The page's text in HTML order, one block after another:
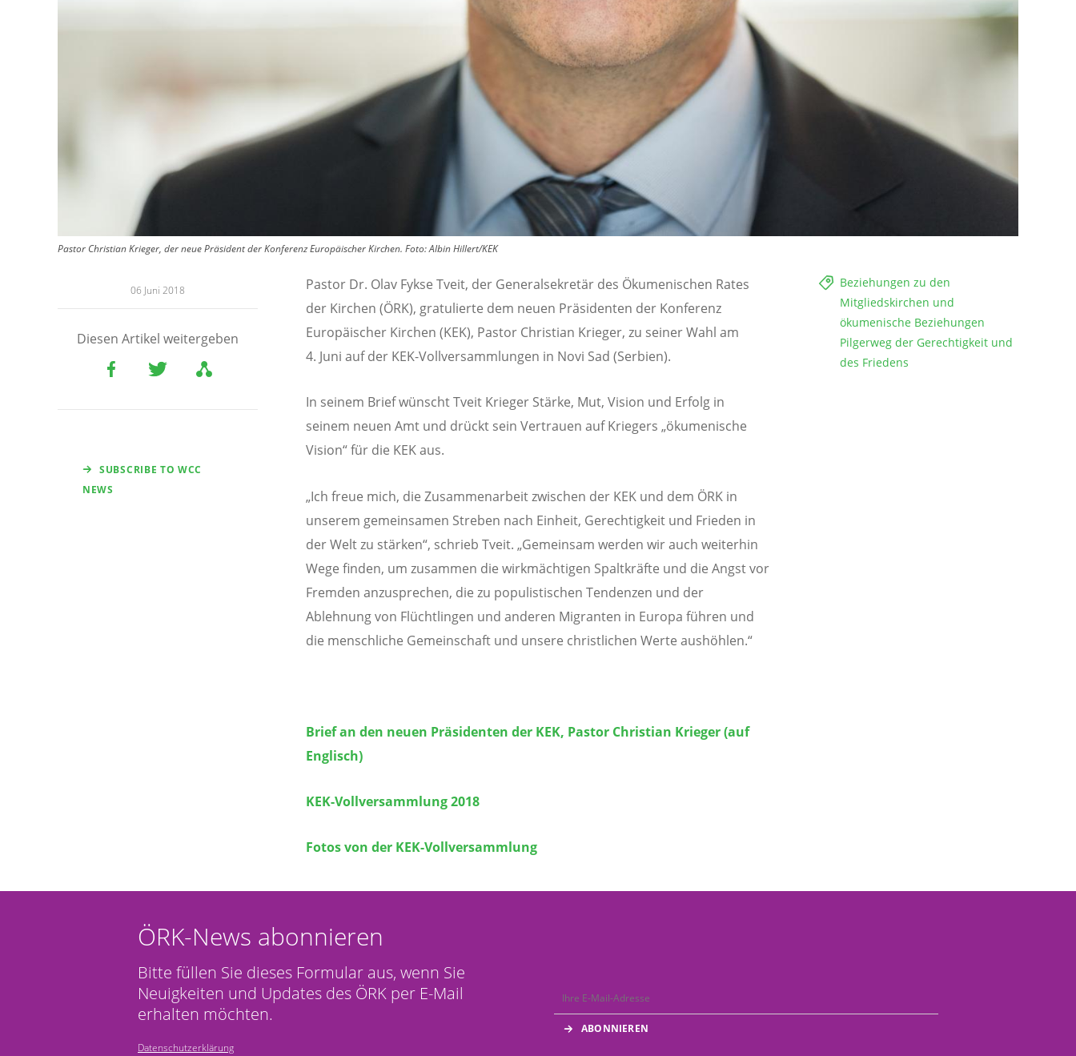
Pastor Christian Krieger, der neue Präsident der Konferenz Europäischer Kirchen. Foto: Albin Hillert/KEK
06 Juni 2018
Diesen Artikel weitergeben
SUBSCRIBE TO WCC
NEWS
Beziehungen zu den
Mitgliedskirchen und
ökumenische Beziehungen
Pilgerweg der Gerechtigkeit und
des Friedens
Pastor Dr. Olav Fykse Tveit, der Generalsekretär des Ökumenischen Rates
der Kirchen (ÖRK), gratulierte dem neuen Präsidenten der Konferenz
Europäischer Kirchen (KEK), Pastor Christian Krieger, zu seiner Wahl am
4. Juni auf der KEK-Vollversammlungen in Novi Sad (Serbien).
In seinem Brief wünscht Tveit Krieger Stärke, Mut, Vision und Erfolg in
seinem neuen Amt und drückt sein Vertrauen auf Kriegers „ökumenische
Vision“ für die KEK aus.
„Ich freue mich, die Zusammenarbeit zwischen der KEK und dem ÖRK in
unserem gemeinsamen Streben nach Einheit, Gerechtigkeit und Frieden in
der Welt zu stärken“, schrieb Tveit. „Gemeinsam werden wir auch weiterhin
Wege finden, um zusammen die wirkmächtigen Spaltkräfte und die Angst vor
Fremden anzusprechen, die zu populistischen Tendenzen und der
Ablehnung von Flüchtlingen und anderen Migranten in Europa führen und
die menschliche Gemeinschaft und unsere christlichen Werte aushöhlen.“
Brief an den neuen Präsidenten der KEK, Pastor Christian Krieger (auf
Englisch)
KEK-Vollversammlung 2018
Fotos von der KEK-Vollversammlung
ÖRK-News abonnieren
Bitte füllen Sie dieses Formular aus, wenn Sie
Neuigkeiten und Updates des ÖRK per E-Mail
erhalten möchten.
Datenschutzerklärung